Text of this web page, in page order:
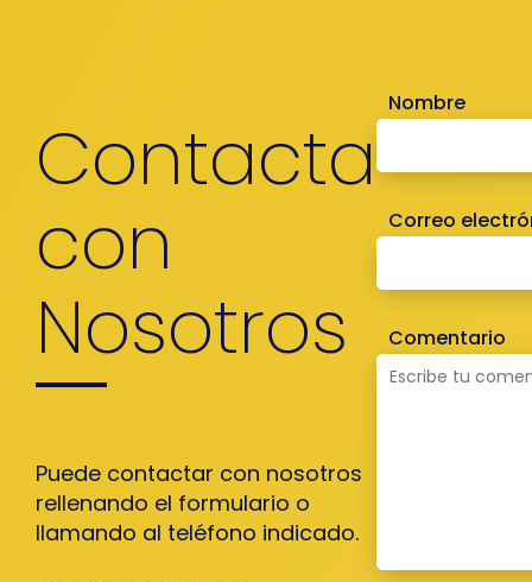
Contacta
con
Nosotros
Puede contactar con nosotros
rellenando el formulario o
llamando al teléfono indicado.
Nombre
Correo
Comentario